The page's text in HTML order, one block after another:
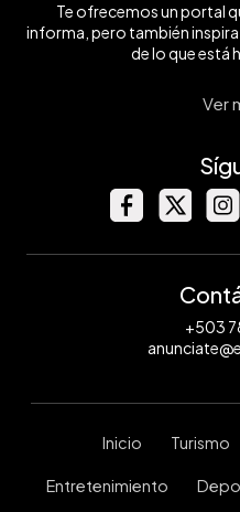
Te ofrecemos un portal
informa, pero también
de lo que está
Ver
+503
Inicio Turismo
Entretenimiento